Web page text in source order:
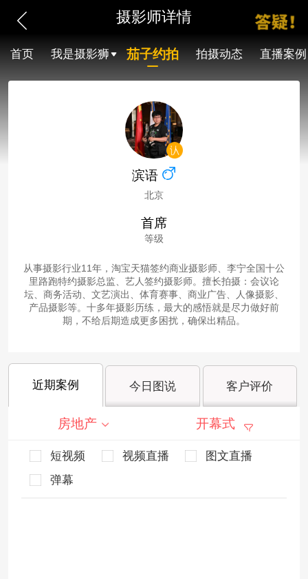
摄影师详情
首页 我是摄影狮 茄子约拍 拍摄动态 直播案例
滨语
北京
首席
等级
从事摄影行业11年，淘宝天猫签约商业摄影师、李宁全国十公
里路跑特约摄影总监、艺人签约摄影师。擅长拍摄：会议论
坛、商务活动、文艺演出、体育赛事、商业广告、人像摄影、
产品摄影等。十多年摄影历练，最大的感悟就是尽力做好前
期，不给后期造成更多困扰，确保出精品。
近期案例 今日图说 客户评价
房地产 开幕式
短视频 视频直播
图文直播
弹幕